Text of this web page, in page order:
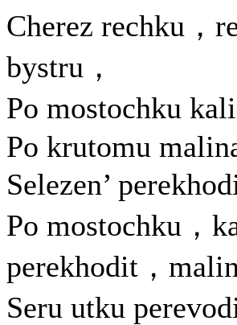
Cherez rechku，
bystru，
Po mostochku
Po krutomu
Selezen’
Po mostochku，
perekhodit，
Seru utku